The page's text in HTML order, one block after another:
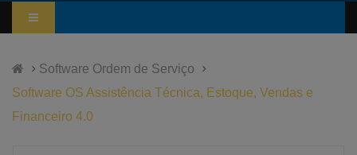
Software Ordem de Serviço
Software OS Assistência Técnica, Estoque, Vendas e
Financeiro 4.0